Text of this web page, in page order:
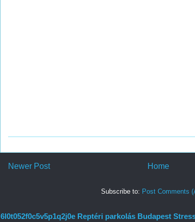
Newer Post Home
Subscribe to: Post Comments
6l0t052f0c5v5p1q2j0e Reptéri parkolás Budapest